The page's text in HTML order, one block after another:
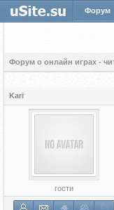
Форум
Форум о онлайн играх -
Kari
гости